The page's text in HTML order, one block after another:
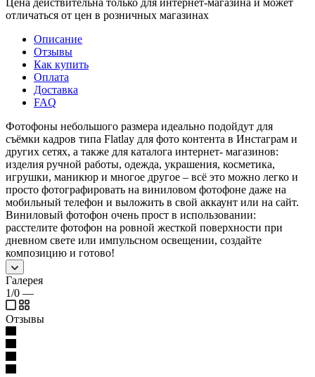
Цена действительна только для интернет-магазина и может
отличаться от цен в розничных магазинах
Описание
Отзывы
Как купить
Оплата
Доставка
FAQ
Фотофоны небольшого размера идеально подойдут для
съёмки кадров типа Flatlay для фото контента в Инстаграм и
других сетях, а также для каталога интернет- магазинов:
изделия ручной работы, одежда, украшения, косметика,
игрушки, маникюр и многое другое – всё это можно легко и
просто фотографировать на виниловом фотофоне даже на
мобильный телефон и выложить в свой аккаунт или на сайт.
Виниловый фотофон очень прост в использовании:
расстелите фотофон на ровной жесткой поверхности при
дневном свете или импульсном освещении, создайте
композицию и готово!
Галерея
1/0 —
Отзывы